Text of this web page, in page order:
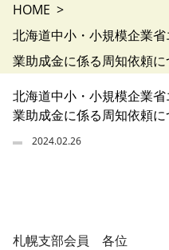
HOME
北海道中小・小規模企業
業助成金に係る周知依頼に
北海道中小・小規模企業
業助成金に係る周知依頼に
2024.02.26
札幌支部会員 各位